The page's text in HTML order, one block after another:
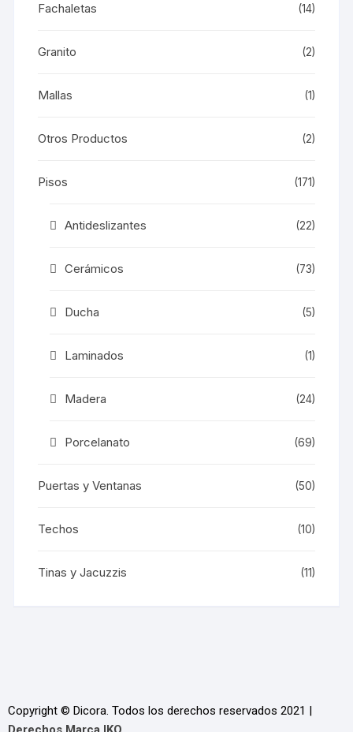
Fachaletas (14)
Granito (2)
Mallas (1)
Otros Productos (2)
Pisos (171)
Antideslizantes (22)
Cerámicos (73)
Ducha (5)
Laminados (1)
Madera (24)
Porcelanato (69)
Puertas y Ventanas (50)
Techos (10)
Tinas y Jacuzzis (11)
Copyright © Dicora. Todos los derechos reservados 2021 |